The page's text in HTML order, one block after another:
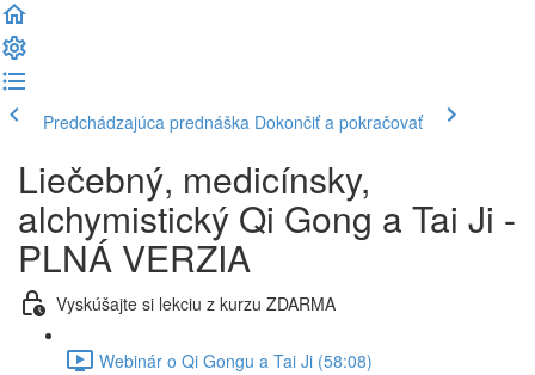
Predchádzajúca prednáška Dokončiť a pokračovať
Liečebný, medicínsky,
alchymistický Qi Gong a Tai Ji -
PLNÁ VERZIA
Vyskúšajte si lekciu z kurzu ZDARMA
Webinár o Qi Gongu a Tai Ji (58:08)